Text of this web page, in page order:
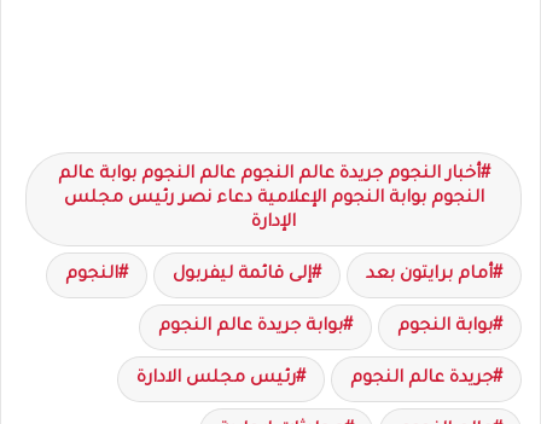
أخبار النجوم جريدة عالم النجوم عالم النجوم بوابة عالم
النجوم بوابة النجوم الإعلامية دعاء نصر رئيس مجلس
الإدارة
أمام برايتون بعد إلى قائمة ليفربول النجوم
بوابة النجوم بوابة جريدة عالم النجوم
جريدة عالم النجوم رئيس مجلس الادارة